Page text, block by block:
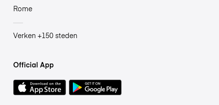
Rome
Verken +150 steden
Official App